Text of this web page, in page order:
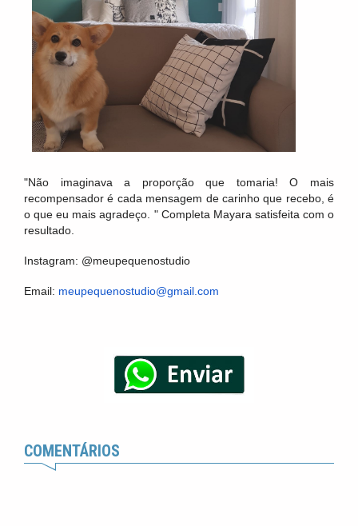
"Não imaginava a proporção que tomaria! O mais
recompensador é cada mensagem de carinho que recebo, é
o que eu mais agradeço. " Completa Mayara satisfeita com o
resultado.
Instagram: @meupequenostudio
Email: meupequenostudio@gmail.com
COMENTÁRIOS